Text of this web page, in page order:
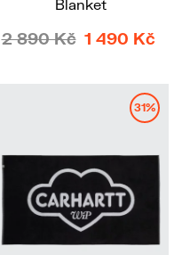
Blanket
2 890 Kč 1 490 Kč
31%